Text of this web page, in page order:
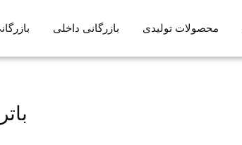
محصولات تولیدی بازرگانی داخلی